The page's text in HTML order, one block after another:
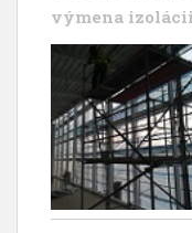
výmena izolácii